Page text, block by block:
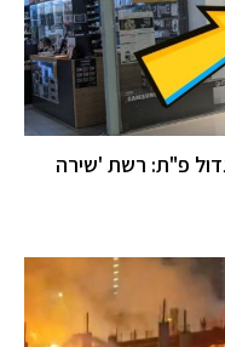
פ"ת: רשת 'שירה